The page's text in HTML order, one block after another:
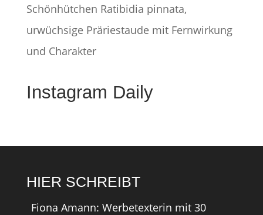
Schönhütchen Ratibidia pinnata,
urwüchsige Präriestaude mit Fernwirkung
und Charakter
Instagram Daily
HIER SCHREIBT
Fiona Amann: Werbetexterin mit 30